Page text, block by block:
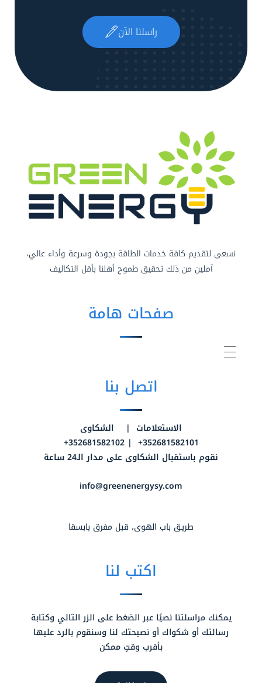
راسلنا الآن
نسعى لتقديم كافة خدمات الطاقة بجودة وسرعة وأداء عالي،
آملين من ذلك تحقيق طموح أهلنا بأقل التكاليف
صفحات هامة
اتصل بنا
الاستعلامات | الشكاوى
352681582101+ | 352681582102+
نقوم باستقبال الشكاوى على مدار الـ24 ساعة
info@greenenergysy.com
طريق باب الهوى، قبل مفرق بابسقا
اكتب لنا
يمكنك مراسلتنا نصيًا عبر الضغط على الزر التالي وكتابة
رسالتك أو شكواك أو نصيحتك لنا وسنقوم بالرد عليها
بأقرب وقتٍ ممكن